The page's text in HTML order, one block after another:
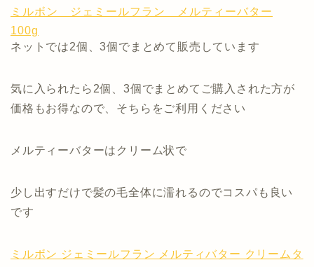
ミルボン ジェミールフラン メルティーバター
100g
ネットでは2個、3個でまとめて販売しています
気に入られたら2個、3個でまとめてご購入された方が
価格もお得なので、そちらをご利用ください
メルティーバターはクリーム状で
少し出すだけで髪の毛全体に濡れるのでコスパも良い
です
ミルボン ジェミールフラン メルティバター クリームタ